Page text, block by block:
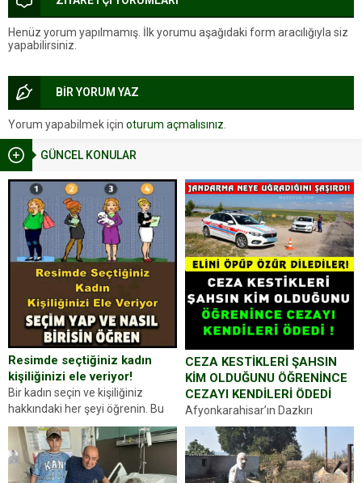
GÜNCEL KONULAR
Resimde seçtiğiniz kadın
kişiliğinizi ele veriyor!
Bir kadın seçin ve kişiliğiniz
hakkındaki her şeyi öğrenin. Bu
kez karşınıza oldukça farklı bir
kişilik testiyle çıkıyoruz. Resimde
gördüğünüz kadın figürlerinden
dikkatinizi en...
CEZA KESTİKLERİ ŞAHSIN
KİM OLDUĞUNU ÖĞRENİNCE
CEZAYI KENDİLERİ ÖDEDİ
Afyonkarahisar’ın Dazkırı
ilçesinde trafik uygulaması
yapan jandarma ekipleri
durdurdukları bir otomobilin
sürücüsünden ehliyet ve ruhsat
Henüz yorum yapılmamış. İlk yorumu aşağıdaki form aracılığıyla siz
yapabilirsiniz.
BİR YORUM YAZ
Yorum yapabilmek için oturum açmalısınız